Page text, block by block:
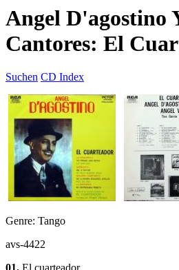
Angel D'agostino
Cantores: El
Suchen CD Index
Genre: Tango
avs-4422